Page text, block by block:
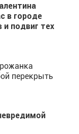
в городе
и подвиг тех
перекрыть